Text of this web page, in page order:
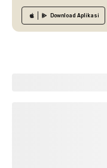
Download Aplikasi